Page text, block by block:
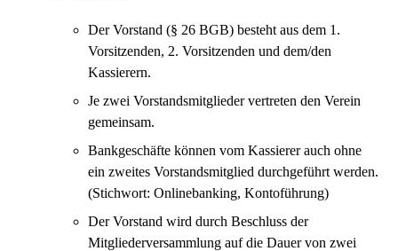
Der Vorstand (§ 26 BGB) besteht aus dem 1.
Vorsitzenden, 2. Vorsitzenden und dem/den
Kassierern.
Je zwei Vorstandsmitglieder vertreten den Verein
gemeinsam.
Bankgeschäfte können vom Kassierer auch ohne
ein zweites Vorstandsmitglied durchgeführt werden.
(Stichwort: Onlinebanking, Kontoführung)
Der Vorstand wird durch Beschluss der
Mitgliederversammlung auf die Dauer von zwei